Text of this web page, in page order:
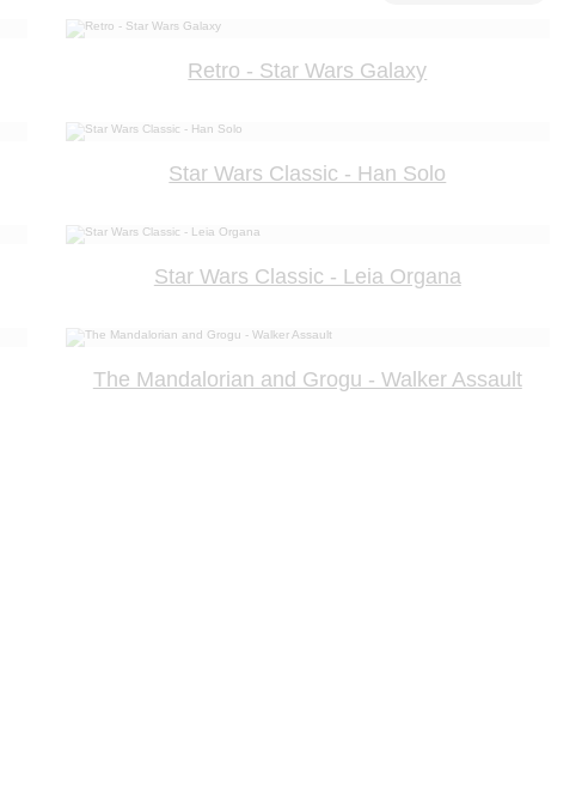
Retro - Star Wars Galaxy
Star Wars Classic - Han Solo
Star Wars Classic - Leia Organa
The Mandalorian and Grogu - Walker Assault